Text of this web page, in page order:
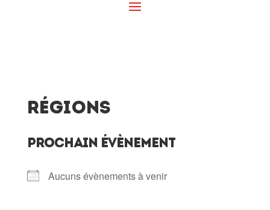
Régions
PROCHAIN ÉVÈNEMENT
Aucuns évènements à venir